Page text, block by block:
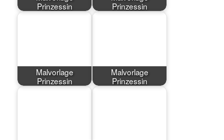
Prinzessin
Prinzessin
Malvorlage
Prinzessin
Malvorlage
Prinzessin